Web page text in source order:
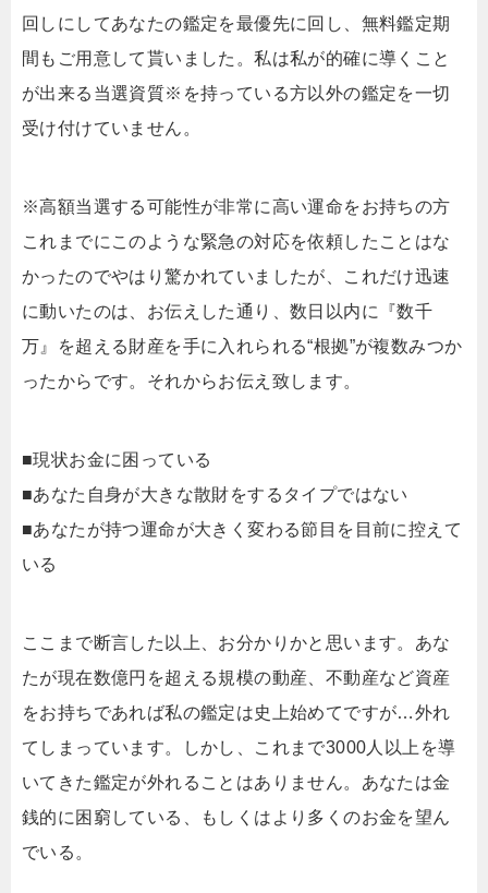
回しにしてあなたの鑑定を最優先に回し、無料鑑定期
間もご用意して貰いました。私は私が的確に導くこと
が出来る当選資質※を持っている方以外の鑑定を一切
受け付けていません。
※高額当選する可能性が非常に高い運命をお持ちの方
これまでにこのような緊急の対応を依頼したことはな
かったのでやはり驚かれていましたが、これだけ迅速
に動いたのは、お伝えした通り、数日以内に『数千
万』を超える財産を手に入れられる“根拠”が複数みつか
ったからです。それからお伝え致します。
■現状お金に困っている
■あなた自身が大きな散財をするタイプではない
■あなたが持つ運命が大きく変わる節目を目前に控えて
いる
ここまで断言した以上、お分かりかと思います。あな
たが現在数億円を超える規模の動産、不動産など資産
をお持ちであれば私の鑑定は史上始めてですが…外れ
てしまっています。しかし、これまで3000人以上を導
いてきた鑑定が外れることはありません。あなたは金
銭的に困窮している、もしくはより多くのお金を望ん
でいる。